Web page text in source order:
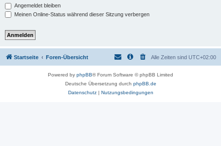
Angemeldet bleiben
Meinen Online-Status während dieser Sitzung verbergen
Startseite Foren-Übersicht Alle Zeiten sind UTC+02:00
Powered by phpBB® Forum Software © phpBB Limited
Deutsche Übersetzung durch phpBB.de
Datenschutz| Nutzungsbedingungen